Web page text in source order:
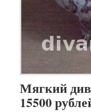
Мягкий
15500